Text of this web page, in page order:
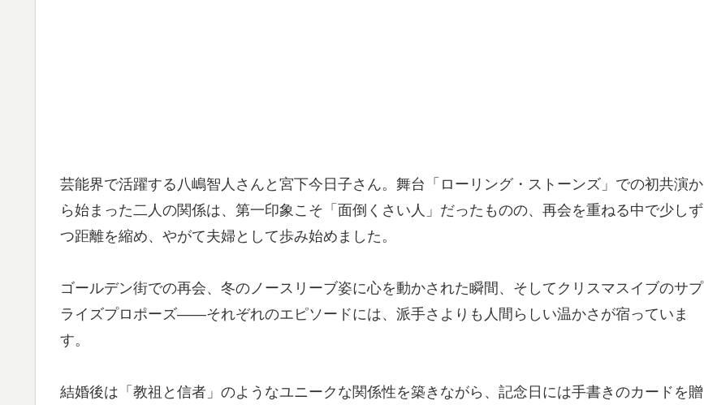
芸能界で活躍する八嶋智人さんと宮下今日子さん。舞台「ローリング・ストーンズ」での初共演か
ら始まった二人の関係は、第一印象こそ「面倒くさい人」だったものの、再会を重ねる中で少しず
つ距離を縮め、やがて夫婦として歩み始めました。
ゴールデン街での再会、冬のノースリーブ姿に心を動かされた瞬間、そしてクリスマスイブのサプ
ライズプロポーズ——それぞれのエピソードには、派手さよりも人間らしい温かさが宿っていま
す。
結婚後は「教祖と信者」のようなユニークな関係性を築きながら、記念日には手書きのカードを贈